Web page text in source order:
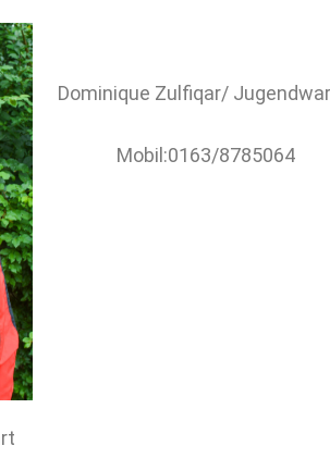
Dominique Zulfiqar/
Mobil:0163/8785064